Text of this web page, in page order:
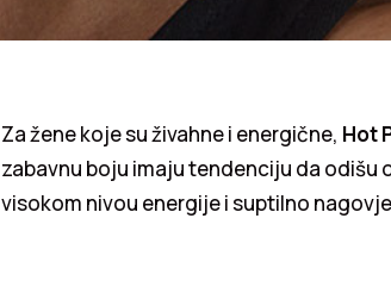
Za žene koje su živahne i energične, Hot
zabavnu boju imaju tendenciju da
visokom nivou energije i suptilno